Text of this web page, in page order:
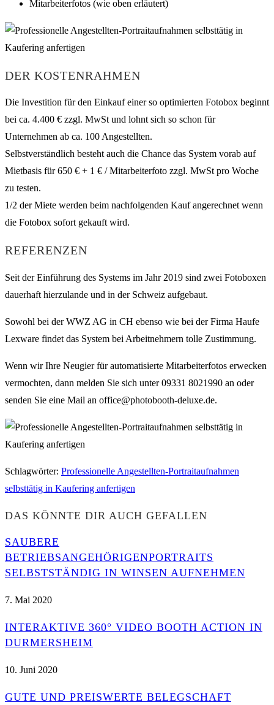
Mitarbeiterfotos (wie oben erläutert)
DER KOSTENRAHMEN
Die Investition für den Einkauf einer so optimierten Fotobox beginnt
bei ca. 4.400 € zzgl. MwSt und lohnt sich so schon für
Unternehmen ab ca. 100 Angestellten.
Selbstverständlich besteht auch die Chance das System vorab auf
Mietbasis für 650 € + 1 € / Mitarbeiterfoto zzgl. MwSt pro Woche
zu testen.
1/2 der Miete werden beim nachfolgenden Kauf angerechnet wenn
die Fotobox sofort gekauft wird.
REFERENZEN
Seit der Einführung des Systems im Jahr 2019 sind zwei Fotoboxen
dauerhaft hierzulande und in der Schweiz aufgebaut.
Sowohl bei der WWZ AG in CH ebenso wie bei der Firma Haufe
Lexware findet das System bei Arbeitnehmern tolle Zustimmung.
Wenn wir Ihre Neugier für automatisierte Mitarbeiterfotos erwecken
vermochten, dann melden Sie sich unter 09331 8021990 an oder
senden Sie eine Mail an office@photobooth-deluxe.de.
Schlagwörter: Professionelle Angestellten-Portraitaufnahmen
selbsttätig in Kaufering anfertigen
DAS KÖNNTE DIR AUCH GEFALLEN
SAUBERE
BETRIEBSANGEHÖRIGENPORTRAITS
SELBSTSTÄNDIG IN WINSEN AUFNEHMEN
7. Mai 2020
INTERAKTIVE 360° VIDEO BOOTH ACTION IN
DURMERSHEIM
10. Juni 2020
GUTE UND PREISWERTE BELEGSCHAFT